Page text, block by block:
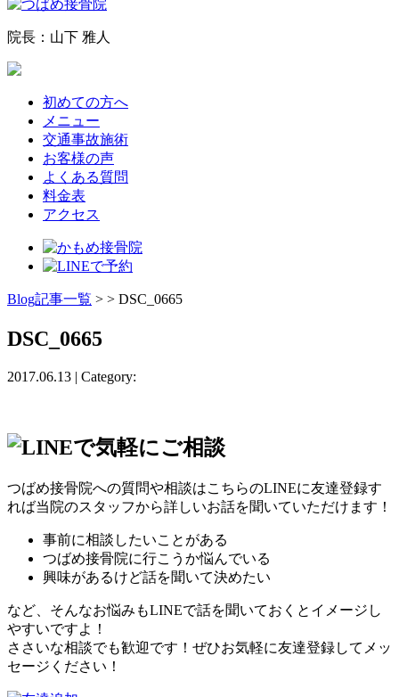
院長：山下 雅人
初めての方へ
メニュー
交通事故施術
お客様の声
よくある質問
料金表
アクセス
Blog記事一覧 > > DSC_0665
DSC_0665
2017.06.13 | Category:
つばめ接骨院への質問や相談はこちらのLINEに友達登録す
れば当院のスタッフから詳しいお話を聞いていただけます！
事前に相談したいことがある
つばめ接骨院に行こうか悩んでいる
興味があるけど話を聞いて決めたい
など、そんなお悩みもLINEで話を聞いておくとイメージし
やすいですよ！
ささいな相談でも歓迎です！ぜひお気軽に友達登録してメッ
セージください！